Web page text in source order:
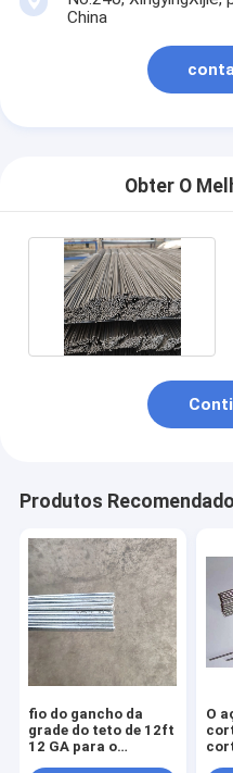
China
Obter O
Produtos
fio do gancho da
grade do teto de 12ft
12 GA para o
O